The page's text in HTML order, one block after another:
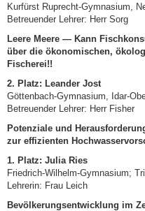
Kurfürst Ruprecht-Gymnasium,
Betreuender Lehrer: Herr Sorg
Leere Meere — Kann
über die ökonomischen,
Fischerei!!
2. Platz: Leander Jost
Göttenbach-Gymnasium, Idar-
Betreuender Lehrer: Herr Fisher
Potenziale und
zur effizienten
1. Platz: Julia Ries
Friedrich-Wilhelm-Gymnasium;
Lehrerin: Frau Leich
Bevölkerungsentwicklung im